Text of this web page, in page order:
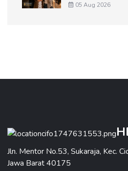
05 Aug 2026
Jln. Mentor No.53, Sukaraja, Kec.
Jawa Barat 40175